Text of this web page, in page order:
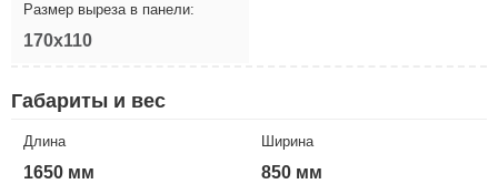
Размер выреза в панели:
170x110
Габариты и вес
Длина
1650 мм
Ширина
850 мм